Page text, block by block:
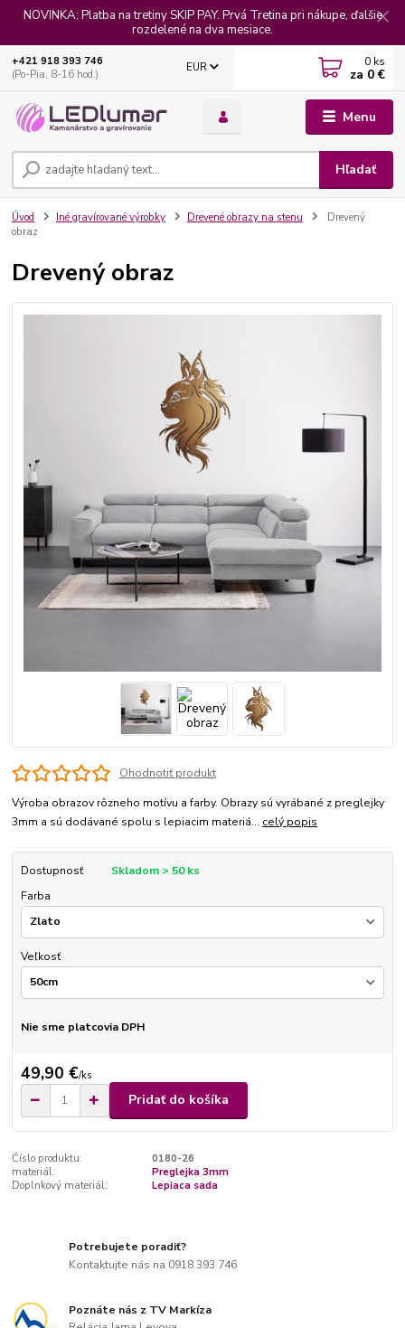
NOVINKA: Platba na tretiny SKIP PAY. Prvá Tretina pri nákupe, ďalšie
rozdelené na dva mesiace.
Menu
EUR
Hľadať
+421 918 393 746
(Po-Pia, 8-16 hod.)
0 ks
za 0 €
Úvod Iné gravírované výrobky Drevené obrazy na stenu
Drevený
obraz
Drevený obraz
Ohodnotiť produkt
Výroba obrazov rôzneho motívu a farby. Obrazy sú vyrábané z preglejky
3mm a sú dodávané spolu s lepiacim materiá... celý popis
Dostupnosť
Skladom > 50 ks
Farba
Veľkosť
Nie sme platcovia DPH
49,90 €/ks
Pridať do košíka
Číslo produktu:
0180-26
materiál:
Preglejka 3mm
Doplnkový materiál:
Lepiaca sada
Potrebujete poradiť?
Kontaktujte nás na 0918 393 746
Poznáte nás z TV Markíza